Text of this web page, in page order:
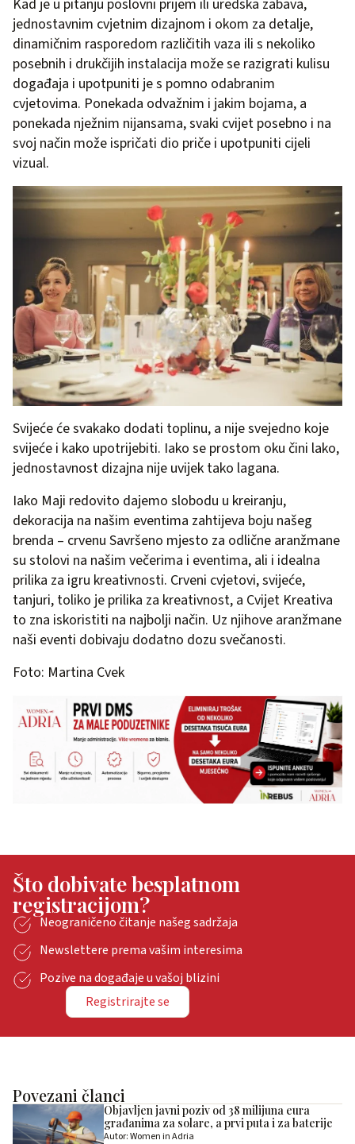
Kad je u pitanju poslovni prijem ili uredska zabava,
jednostavnim cvjetnim dizajnom i okom za detalje,
dinamičnim rasporedom različitih vaza ili s nekoliko
posebnih i drukčijih instalacija može se razigrati kulisu
događaja i upotpuniti je s pomno odabranim
cvjetovima. Ponekada odvažnim i jakim bojama, a
ponekada nježnim nijansama, svaki cvijet posebno i na
svoj način može ispričati dio priče i upotpuniti cijeli
vizual.
Svijeće će svakako dodati toplinu, a nije svejedno koje
svijeće i kako upotrijebiti. Iako se prostom oku čini lako,
jednostavnost dizajna nije uvijek tako lagana.
Iako Maji redovito dajemo slobodu u kreiranju,
dekoracija na našim eventima zahtijeva boju našeg
brenda – crvenu Savršeno mjesto za odlične aranžmane
su stolovi na našim večerima i eventima, ali i idealna
prilika za igru kreativnosti. Crveni cvjetovi, svijeće,
tanjuri, toliko je prilika za kreativnost, a Cvijet Kreativa
to zna iskoristiti na najbolji način. Uz njihove aranžmane
naši eventi dobivaju dodatno dozu svečanosti.
Foto: Martina Cvek
Što dobivate besplatnom
registracijom?
Neograničeno čitanje našeg sadržaja
Newslettere prema vašim interesima
Pozive na događaje u vašoj blizini
Registrirajte se
Povezani članci
Objavljen javni poziv od 38 milijuna eura
građanima za solare, a prvi puta i za baterije
Autor: Women in Adria